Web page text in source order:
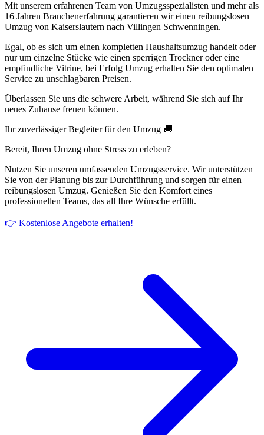
Mit unserem erfahrenen Team von Umzugsspezialisten und mehr als
16 Jahren Branchenerfahrung garantieren wir einen reibungslosen
Umzug von Kaiserslautern nach Villingen Schwenningen⁠.
Egal, ob es sich um einen kompletten Haushaltsumzug handelt oder
nur um einzelne Stücke wie einen sperrigen Trockner oder eine
empfindliche Vitrine, bei Erfolg Umzug erhalten Sie den optimalen
Service zu unschlagbaren Preisen.
Überlassen Sie uns die schwere Arbeit, während Sie sich auf Ihr
neues Zuhause freuen können.
Ihr zuverlässiger Begleiter für den Umzug 🚚
Bereit, Ihren Umzug ohne Stress zu erleben?
Nutzen Sie unseren umfassenden Umzugsservice. Wir unterstützen
Sie von der Planung bis zur Durchführung und sorgen für einen
reibungslosen Umzug. Genießen Sie den Komfort eines
professionellen Teams, das all Ihre Wünsche erfüllt.
👉 Kostenlose Angebote erhalten!